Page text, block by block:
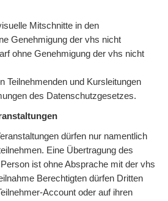
Mitschnitte in den
Genehmigung der vhs nicht
ohne Genehmigung der vhs nicht
Teilnehmenden und Kursleitungen
des Datenschutzgesetzes.
dürfen nur namentlich
Eine Übertragung des
ist ohne Absprache mit der vhs
Berechtigten dürfen Dritten
Account oder auf ihren